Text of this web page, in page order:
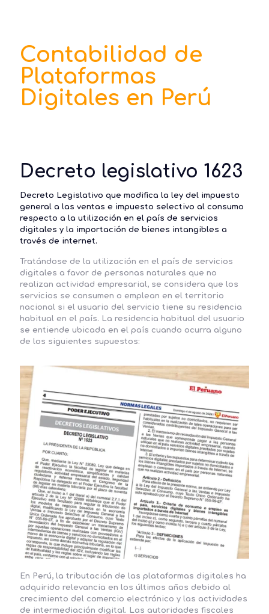
Contabilidad de
Plataformas
Digitales en Perú
Decreto legislativo 1623
Decreto Legislativo que modifica la ley del impuesto
general a las ventas e impuesto selectivo al consumo
respecto a la utilización en el país de servicios
digitales y la importación de bienes intangibles a
través de internet.
Tratándose de la utilización en el país de servicios
digitales a favor de personas naturales que no
realizan actividad empresarial, se considera que los
servicios se consumen o emplean en el territorio
nacional si el usuario del servicio tiene su residencia
habitual en el país. La residencia habitual del usuario
se entiende ubicada en el país cuando ocurra alguno
de los siguientes supuestos:
En Perú, la tributación de las plataformas digitales ha
adquirido relevancia en los últimos años debido al
crecimiento del comercio electrónico y las actividades
de intermediación digital. Las autoridades fiscales